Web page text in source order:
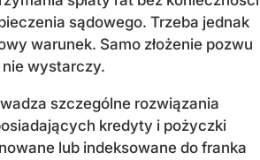
sądowego. Trzeba jednak
warunek. Samo złożenie pozwu
wystarczy.
szczególne rozwiązania
kredyty i pożyczki
lub indeksowane do franka